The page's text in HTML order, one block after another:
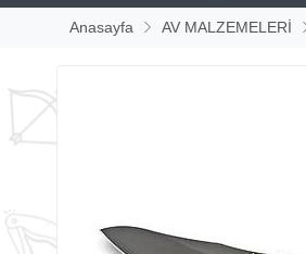
Anasayfa AV MALZEMELERİ